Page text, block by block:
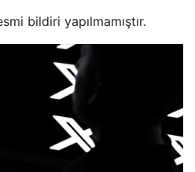
bildiri yapılmamıştır.